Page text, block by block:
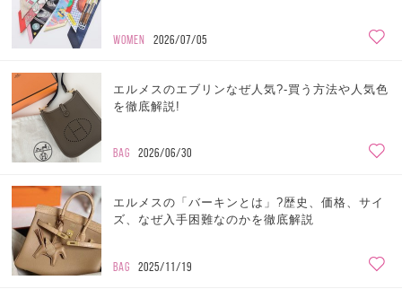
WOMEN 2026/07/05
エルメスのエブリンなぜ人気?-買う方法や人気色
を徹底解説!
BAG 2026/06/30
エルメスの「バーキンとは」?歴史、価格、サイ
ズ、なぜ入手困難なのかを徹底解説
BAG 2025/11/19